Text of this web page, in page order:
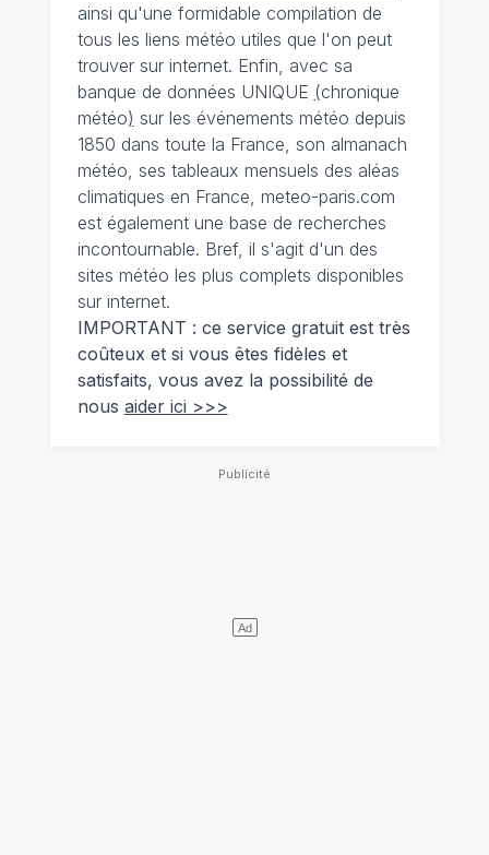
ainsi qu'une formidable compilation de
tous les liens météo utiles que l'on peut
trouver sur internet. Enfin, avec sa
banque de données UNIQUE (chronique
météo) sur les événements météo depuis
1850 dans toute la France, son almanach
météo, ses tableaux mensuels des aléas
climatiques en France, meteo-paris.com
est également une base de recherches
incontournable. Bref, il s'agit d'un des
sites météo les plus complets disponibles
sur internet.
IMPORTANT : ce service gratuit est très
coûteux et si vous êtes fidèles et
satisfaits, vous avez la possibilité de
nous aider ici >>>